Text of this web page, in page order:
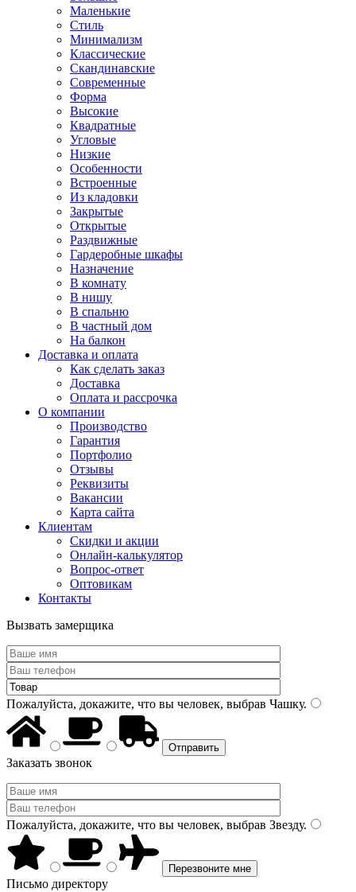
Маленькие
Стиль
Минимализм
Классические
Скандинавские
Современные
Форма
Высокие
Квадратные
Угловые
Низкие
Особенности
Встроенные
Из кладовки
Закрытые
Открытые
Раздвижные
Гардеробные шкафы
Назначение
В комнату
В нишу
В спальню
В частный дом
На балкон
Доставка и оплата
Как сделать заказ
Доставка
Оплата и рассрочка
О компании
Производство
Гарантия
Портфолио
Отзывы
Реквизиты
Вакансии
Карта сайта
Клиентам
Скидки и акции
Онлайн-калькулятор
Вопрос-ответ
Оптовикам
Контакты
Вызвать замерщика
Пожалуйста, докажите, что вы человек, выбрав Чашку.
Заказать звонок
Пожалуйста, докажите, что вы человек, выбрав Звезду.
Письмо директору